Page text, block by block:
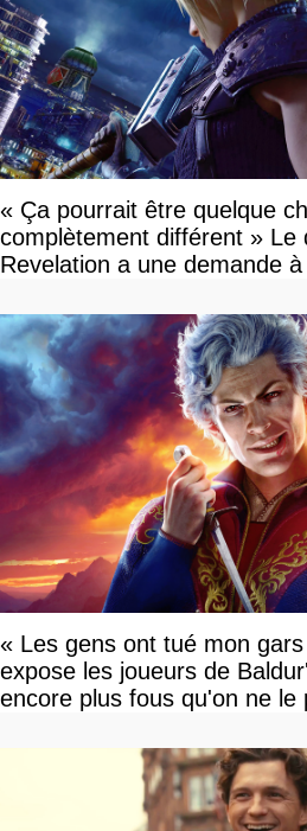
« Ça pourrait être quelque
complètement différent » Le
Revelation a une demande
« Les gens ont tué mon
expose les joueurs de
encore plus fous qu'on ne le